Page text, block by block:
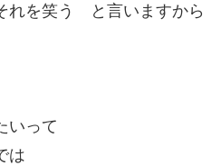
れを笑う と言いますから
いって
は